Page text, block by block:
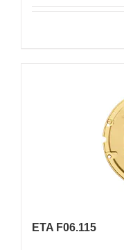
ETA F06.115